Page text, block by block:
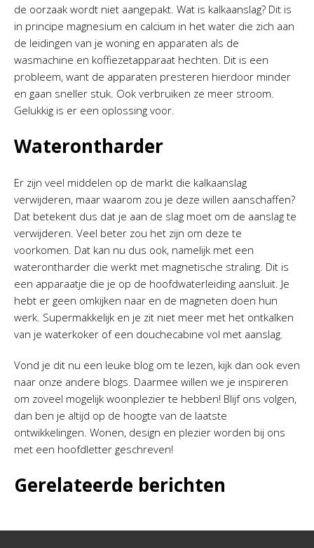
de oorzaak wordt niet aangepakt. Wat is kalkaanslag? Dit is
in principe magnesium en calcium in het water die zich aan
de leidingen van je woning en apparaten als de
wasmachine en koffiezetapparaat hechten. Dit is een
probleem, want de apparaten presteren hierdoor minder
en gaan sneller stuk. Ook verbruiken ze meer stroom.
Gelukkig is er een oplossing voor.
Waterontharder
Er zijn veel middelen op de markt die kalkaanslag
verwijderen, maar waarom zou je deze willen aanschaffen?
Dat betekent dus dat je aan de slag moet om de aanslag te
verwijderen. Veel beter zou het zijn om deze te
voorkomen. Dat kan nu dus ook, namelijk met een
waterontharder die werkt met magnetische straling. Dit is
een apparaatje die je op de hoofdwaterleiding aansluit. Je
hebt er geen omkijken naar en de magneten doen hun
werk. Supermakkelijk en je zit niet meer met het ontkalken
van je waterkoker of een douchecabine vol met aanslag.
Vond je dit nu een leuke blog om te lezen, kijk dan ook even
naar onze andere blogs. Daarmee willen we je inspireren
om zoveel mogelijk woonplezier te hebben! Blijf ons volgen,
dan ben je altijd op de hoogte van de laatste
ontwikkelingen. Wonen, design en plezier worden bij ons
met een hoofdletter geschreven!
Gerelateerde berichten